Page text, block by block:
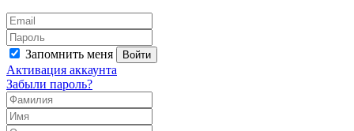
Запомнить меня Войти
Активация аккаунта
Забыли пароль?